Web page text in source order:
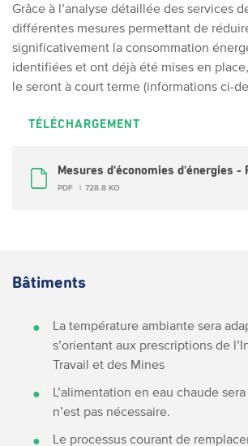
Grâce à l’analyse détaillée des services
différentes mesures permettant de
significativement la consommation
identifiées et ont déjà été mises en
le seront à court terme (informations ci-
TÉLÉCHARGEMENT
Mesures d'économies d'énergies -
PDF 728.8 KO
Bâtiments
La température ambiante sera
s’orientant aux prescriptions de
Travail et des Mines
L’alimentation en eau chaude
n’est pas nécessaire.
Le processus courant de